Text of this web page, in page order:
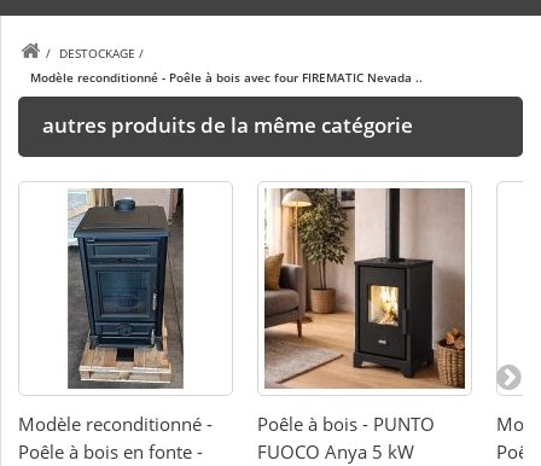
/ DESTOCKAGE /
Modèle reconditionné - Poêle à bois avec four FIREMATIC Nevada ..
autres produits de la même catégorie
Modèle reconditionné -
Poêle à bois en fonte -
Poêle à bois - PUNTO
FUOCO Anya 5 kW